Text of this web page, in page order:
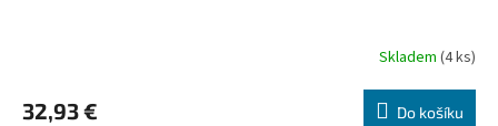
Skladem (4 ks)
32,93 € Do košíku